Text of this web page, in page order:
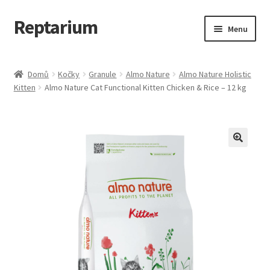
Přeskočit
na
Přejít
k
webu
Reptarium Menu
Košík
Domů Kočky Granule Almo Nature
Almo Nature Holistic
Kitten
Almo Nature Cat Functional Kitten Chicken & Rice – 12 kg